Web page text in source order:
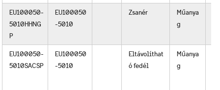
EU100050-
5010HHNG
P
EU100050
-5010
Zsanér
Műanya
g
EU100050-
5010SACSP
EU100050
-5010
Eltávolíthat
ó fedél
Műanya
g